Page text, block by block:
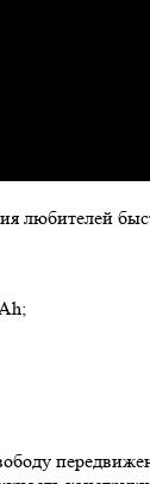
любителей